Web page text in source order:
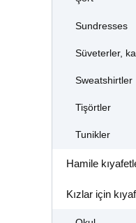
Sundresses
Süveterler,
Sweatshirtler
Tişörtler
Tunikler
Hamile
Kızlar için